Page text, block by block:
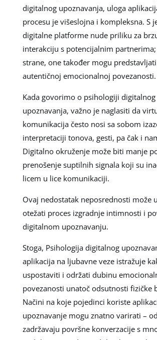
digitalnog upoznavanja, uloga
procesu je višeslojna i kompleksna. S
digitalne platforme nude priliku za
interakciju s potencijalnim
strane, one također mogu
autentičnoj emocionalnoj povezanosti.
Kada govorimo o psihologiji digitalnog
upoznavanja, važno je naglasiti da
komunikacija često nosi sa sobom
interpretaciji tonova, gesti, pa čak i
Digitalno okruženje može biti manje
prenošenje suptilnih signala koji su
licem u lice komunikaciji.
Ovaj nedostatak neposrednosti može
otežati proces izgradnje intimnosti i
digitalnom upoznavanju.
Stoga, Psihologija digitalnog
aplikacija na ljubavne veze istražuje
uspostaviti i održati dubinu
povezanosti unatoč odsutnosti fizičke
Načini na koje pojedinci koriste
upoznavanje mogu znatno varirati –
zadržavaju površne konverzacije s